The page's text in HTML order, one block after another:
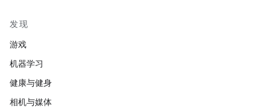
发现
游戏
机器学习
健康与健身
相机与媒体